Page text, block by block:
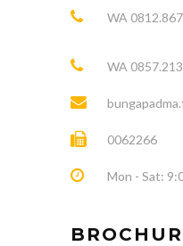
WA
WA
0062266
Mon - Sat: